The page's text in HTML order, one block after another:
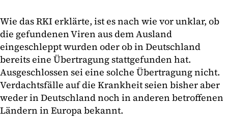
Wie das RKI erklärte, ist es nach wie vor unklar, ob
die gefundenen Viren aus dem Ausland
eingeschleppt wurden oder ob in Deutschland
bereits eine Übertragung stattgefunden hat.
Ausgeschlossen sei eine solche Übertragung nicht.
Verdachtsfälle auf die Krankheit seien bisher aber
weder in Deutschland noch in anderen betroffenen
Ländern in Europa bekannt.